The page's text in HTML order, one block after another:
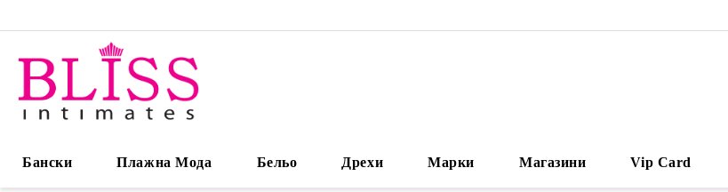
Бански Плажна Мода Бельо Дрехи Марки Магазини Vip Card